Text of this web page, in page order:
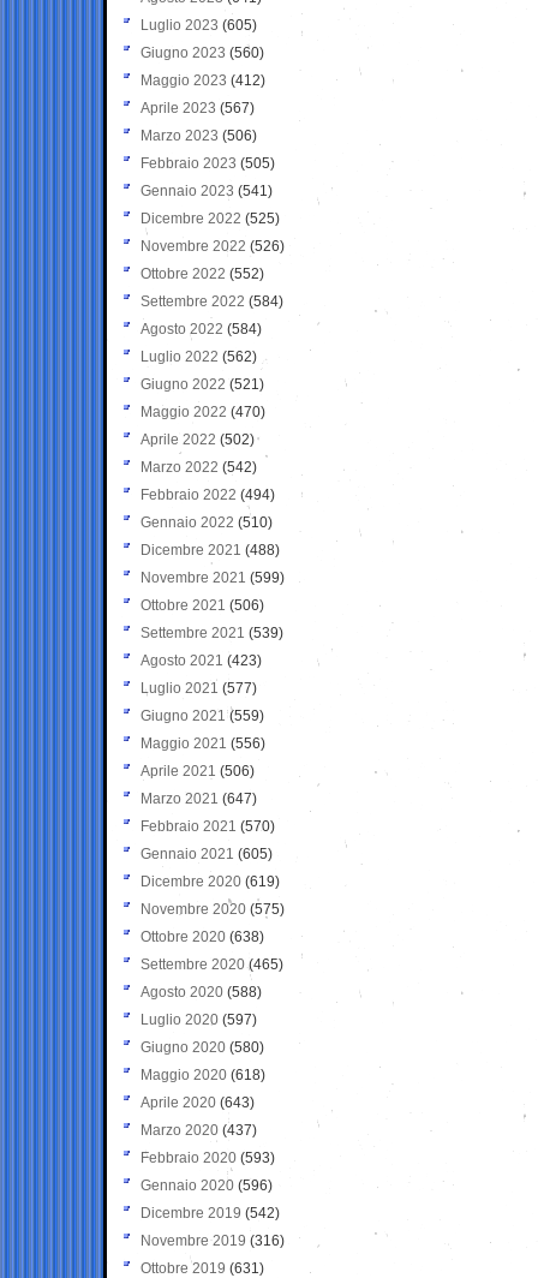
Luglio 2023 (605)
Giugno 2023 (560)
Maggio 2023 (412)
Aprile 2023 (567)
Marzo 2023 (506)
Febbraio 2023 (505)
Gennaio 2023 (541)
Dicembre 2022 (525)
Novembre 2022 (526)
Ottobre 2022 (552)
Settembre 2022 (584)
Agosto 2022 (584)
Luglio 2022 (562)
Giugno 2022 (521)
Maggio 2022 (470)
Aprile 2022 (502)
Marzo 2022 (542)
Febbraio 2022 (494)
Gennaio 2022 (510)
Dicembre 2021 (488)
Novembre 2021 (599)
Ottobre 2021 (506)
Settembre 2021 (539)
Agosto 2021 (423)
Luglio 2021 (577)
Giugno 2021(559)
Maggio 2021 (556)
Aprile 2021 (506)
Marzo 2021 (647)
Febbraio 2021 (570)
Gennaio 2021 (605)
Dicembre 2020 (619)
Novembre 2020 (575)
Ottobre 2020 (638)
Settembre 2020(465)
Agosto 2020 (588)
Luglio 2020 (597)
Giugno 2020 (580)
Maggio 2020 (618)
Aprile 2020 (643)
Marzo 2020 (437)
Febbraio 2020 (593)
Gennaio 2020 (596)
Dicembre 2019 (542)
Novembre 2019 (316)
Ottobre 2019 (631)